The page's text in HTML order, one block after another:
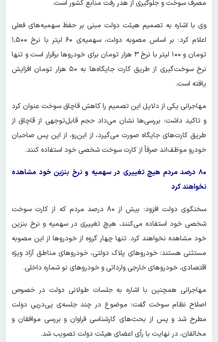
مصرف سوخت و جلوگیری از هدر رفت منابع کشور است.
وی با اشاره به تصمیم هیئت دولت مبنی بر حفظ سهمیه‌های فعلی
اعلام کرد: بر اساس مصوبه دولت، سهمیه‌ی ۶۰ لیتر با نرخ ۱,۵۰۰
تومان و ۱۰۰ لیتر با نرخ ۳ هزار تومان برای خودروها برقرار است و تنها
نرخ سوخت‌گیری از طریق کارت جایگاه‌ها به ۵۰ هزار تومان افزایش
یافته است.
مهاجرانی یکی از دلایل این تصمیم را کاهش قاچاق سوخت عنوان کرد
و تاکید داشت: بررسی‌ها نشان می‌داد حجم قابل‌توجهی از قاچاق از
طریق کارت‌های جایگاه صورت می‌گیرد، از این‌رو، از این پس صاحبان
خودرو موظف‌اند صرفاً از کارت سوخت شخصی خود استفاده کنند.
۸۰ درصد مردم هیچ تغییری در سهمیه و نرخ بنزین خود مشاهده
نخواهند کرد
سخنگوی دولت افزود: بیش از ۸۰ درصد مردم که از کارت سوخت
شخصی خود استفاده می‌کنند، هیچ تغییری در سهمیه و نرخ بنزین
خود مشاهده نخواهند کرد. تنها چهار گروه از خودروها از این مصوبه
مستثنی هستند: خودروهای پلاک دولتی، خودروهای مناطق آزاد ویژه
اقتصادی، خودروهای خارجی وارداتی و خودروهای نو شماره داخلی.
مهاجرانی همچنین با اشاره به جلسات طولانی دولت در خصوص
اصلاح نظام سوخت گفت: موضوع در چند جلسه‌ی پی‌درپی دولت
مطرح شد و پس از بحث‌های کارشناسی فراوان و بررسی موافقان و
مخالفان، در نهایت با رأی اعضای هیئت دولت تصویب شد.